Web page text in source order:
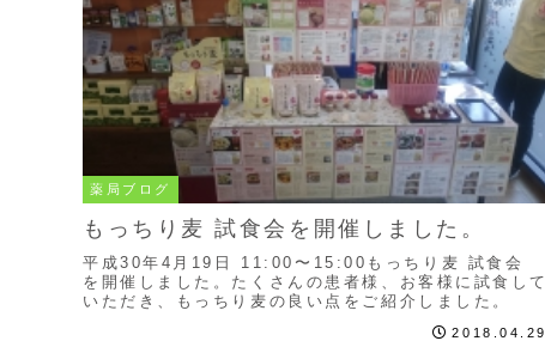
薬局ブログ
もっちり麦 試食会を開催しました。
平成30年4月19日 11:00〜15:00もっちり麦 試食会
を開催しました。たくさんの患者様、お客様に試食して
いただき、もっちり麦の良い点をご紹介しました。
2018.04.29